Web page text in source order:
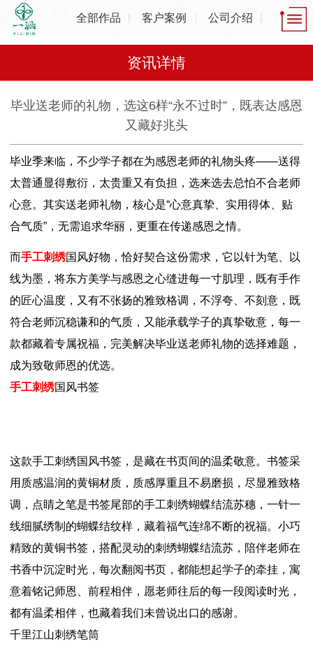
全部作品 客户案例 公司介绍
资讯详情
毕业送老师的礼物，选这6样“永不过时”，既表达感恩
又藏好兆头
毕业季来临，不少学子都在为感恩老师的礼物头疼——送得
太普通显得敷衍，太贵重又有负担，选来选去总怕不合老师
心意。其实送老师礼物，核心是“心意真挚、实用得体、贴
合气质”，无需追求华丽，更重在传递感恩之情。
而手工刺绣国风好物，恰好契合这份需求，它以针为笔、以
线为墨，将东方美学与感恩之心缝进每一寸肌理，既有手作
的匠心温度，又有不张扬的雅致格调，不浮夸、不刻意，既
符合老师沉稳谦和的气质，又能承载学子的真挚敬意，每一
款都藏着专属祝福，完美解决毕业送老师礼物的选择难题，
成为致敬师恩的优选。
手工刺绣国风书签
这款手工刺绣国风书签，是藏在书页间的温柔敬意。书签采
用质感温润的黄铜材质，质感厚重且不易磨损，尽显雅致格
调，点睛之笔是书签尾部的手工刺绣蝴蝶结流苏穗，一针一
线细腻绣制的蝴蝶结纹样，藏着福气连绵不断的祝福。小巧
精致的黄铜书签，搭配灵动的刺绣蝴蝶结流苏，陪伴老师在
书香中沉淀时光，每次翻阅书页，都能想起学子的牵挂，寓
意着铭记师恩、前程相伴，愿老师往后的每一段阅读时光，
都有温柔相伴，也藏着我们未曾说出口的感谢。
千里江山刺绣笔筒